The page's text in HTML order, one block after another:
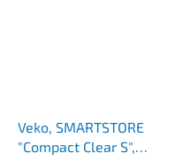
Veko, SMARTSTORE
"Compact Clear S",